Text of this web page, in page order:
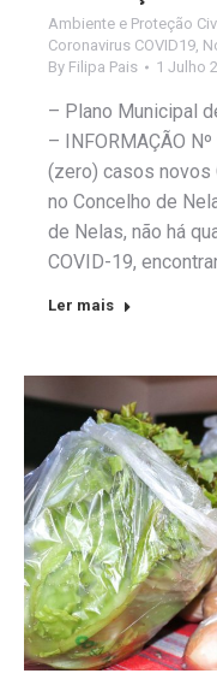
Ambiente e Proteção
Coronavirus COVID19,
By Filipa Pais 1 Julho
– Plano Municipal
– INFORMAÇÃO
(zero) casos novos
no Concelho de
de Nelas, não há
COVID-19,
Ler mais